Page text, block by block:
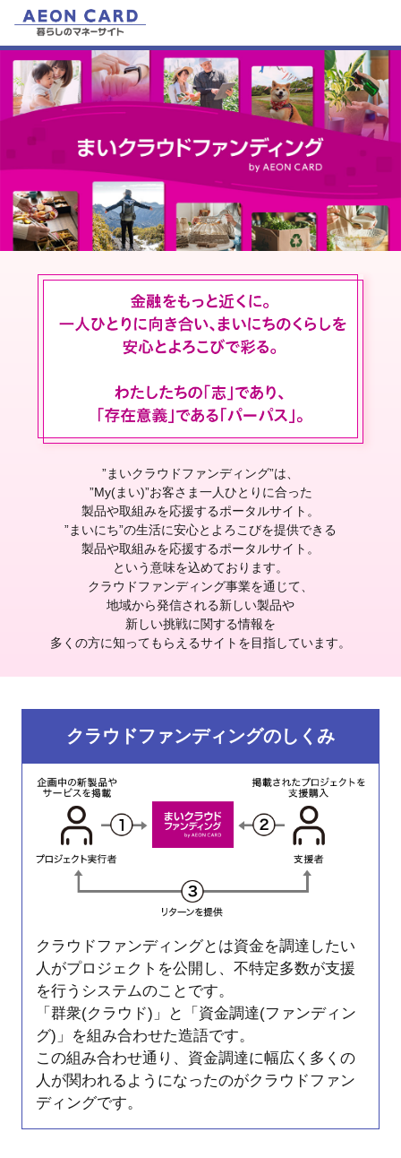
”まいクラウドファンディング”は、
”My(まい)”お客さま一人ひとりに合った
製品や取組みを応援するポータルサイト。
”まいにち”の生活に安心とよろこびを提供できる
製品や取組みを応援するポータルサイト。
という意味を込めております。
クラウドファンディング事業を通じて、
地域から発信される新しい製品や
新しい挑戦に関する情報を
多くの方に知ってもらえるサイトを目指しています。
クラウドファンディングのしくみ
クラウドファンディングとは資金を調達したい
人がプロジェクトを公開し、不特定多数が支援
を行うシステムのことです。
「群衆(クラウド)」と「資金調達(ファンディン
グ)」を組み合わせた造語です。
この組み合わせ通り、資金調達に幅広く多くの
人が関われるようになったのがクラウドファン
ディングです。